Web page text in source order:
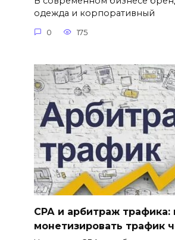
одежда и корпоративный
0 175
СРА и арбитраж трафика:
монетизировать трафик